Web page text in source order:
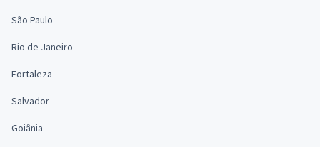
São Paulo
Rio de Janeiro
Fortaleza
Salvador
Goiânia